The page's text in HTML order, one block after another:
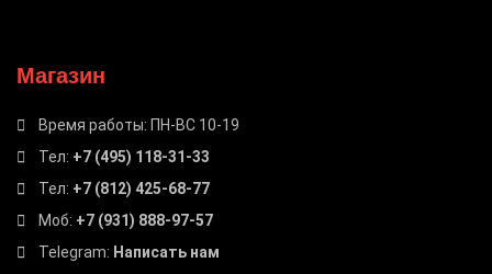
Магазин
Время работы: ПН-ВС 10-19
Тел: +7 (495) 118-31-33
Тел: +7 (812) 425-68-77
Моб: +7 (931) 888-97-57
Telegram: Написать нам